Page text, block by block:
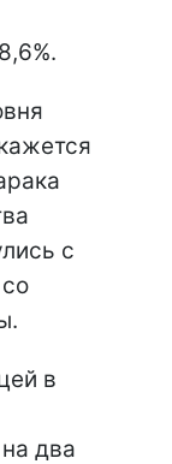
с
в
два